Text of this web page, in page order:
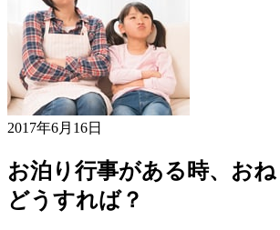
2017年6月16日
お泊り行事がある時、お
どうすれば？